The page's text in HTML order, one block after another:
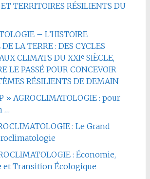
TERRITOIRES RÉSILIENTS DU
– L’HISTOIRE
LA TERRE : DES CYCLES
CLIMATS DU XXIᵉ SIÈCLE,
LE PASSÉ POUR CONCEVOIR
RÉSILIENTS DE DEMAIN
» AGROCLIMATOLOGIE : pour
…
: Le Grand
: Économie,
et Transition Écologique